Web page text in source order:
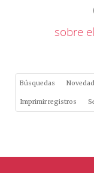
sobre
Búsquedas
Imprimir registros